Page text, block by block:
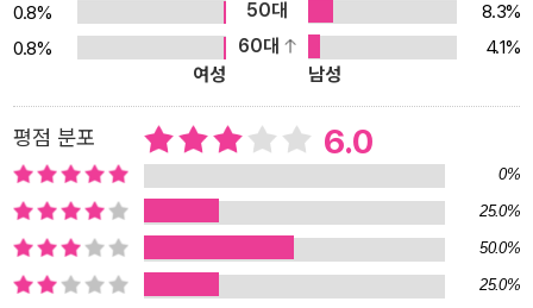
0.8%
50대
8.3%
0.8%
60대
4.1%
여성
남성
평점 분포 6.0
0%
25.0%
50.0%
25.0%